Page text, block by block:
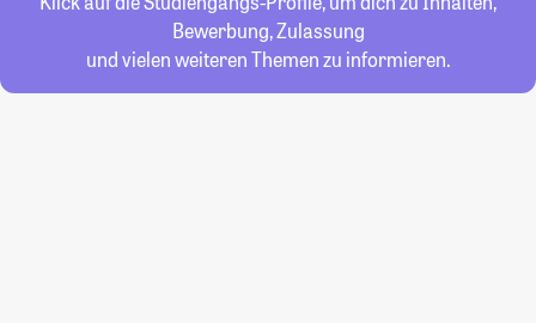
Bewerbung, Zulassung
und vielen weiteren Themen zu informieren.